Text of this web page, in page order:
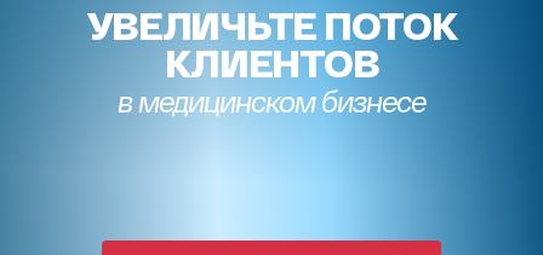
УВЕЛИЧЬТЕ ПОТОК
КЛИЕНТОВ
в медицинском бизнесе